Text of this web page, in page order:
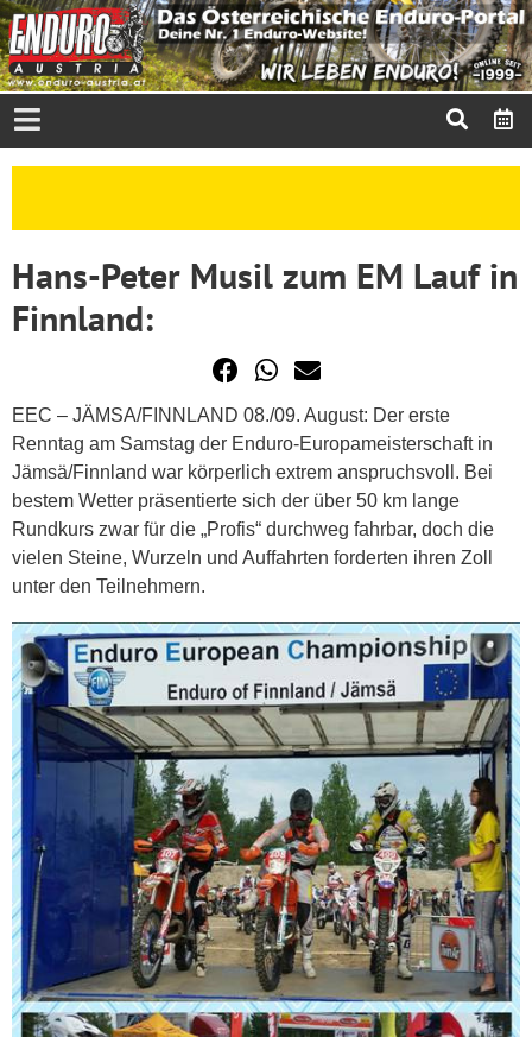
Hans-Peter Musil zum EM Lauf in
Finnland:
EEC – JÄMSA/FINNLAND 08./09. August: Der erste
Renntag am Samstag der Enduro-Europameisterschaft in
Jämsä/Finnland war körperlich extrem anspruchsvoll. Bei
bestem Wetter präsentierte sich der über 50 km lange
Rundkurs zwar für die „Profis“ durchweg fahrbar, doch die
vielen Steine, Wurzeln und Auffahrten forderten ihren Zoll
unter den Teilnehmern.